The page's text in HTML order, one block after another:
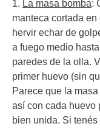
1. La masa bomba:
manteca cortada
hervir echar de
a fuego medio
paredes de la olla.
primer huevo (sin
Parece que la
así con cada huevo
bien unida. Si